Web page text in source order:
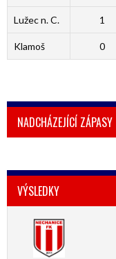
Lužec n. C. 1
Klamoš 0
NADCHÁZEJÍCÍ ZÁPASY
VÝSLEDKY